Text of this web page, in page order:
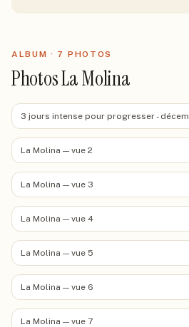
ALBUM · 7 PHOTOS
Photos La Molina
3 jours intense pour progresser -
La Molina — vue 2
La Molina — vue 3
La Molina — vue 4
La Molina — vue 5
La Molina — vue 6
La Molina — vue 7